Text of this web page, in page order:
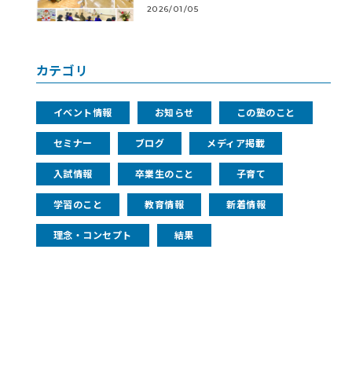
2026/01/05
カテゴリ
イベント情報 お知らせ この塾のこと
セミナー ブログ メディア掲載
入試情報 卒業生のこと 子育て
学習のこと 教育情報 新着情報
理念・コンセプト 結果